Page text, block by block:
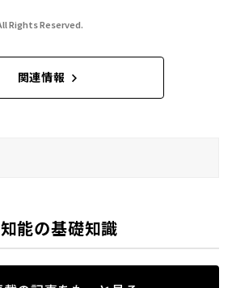
Rights Reserved.
関連情報
能の基礎知識